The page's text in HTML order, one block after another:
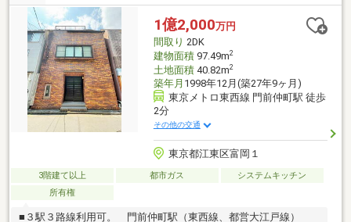
1億2,000万円
間取り 2DK
建物面積97.49m2
土地面積40.82m2
築年月 1998年12月(築27年9ヶ月)
東京メトロ東西線 門前仲町駅 徒歩
2分
その他の交通
東京都江東区富岡１
3階建て以上 都市ガス
システムキッチン
所有権
■３駅３路線利用可。 門前仲町駅（東西線、都営大江戸線）